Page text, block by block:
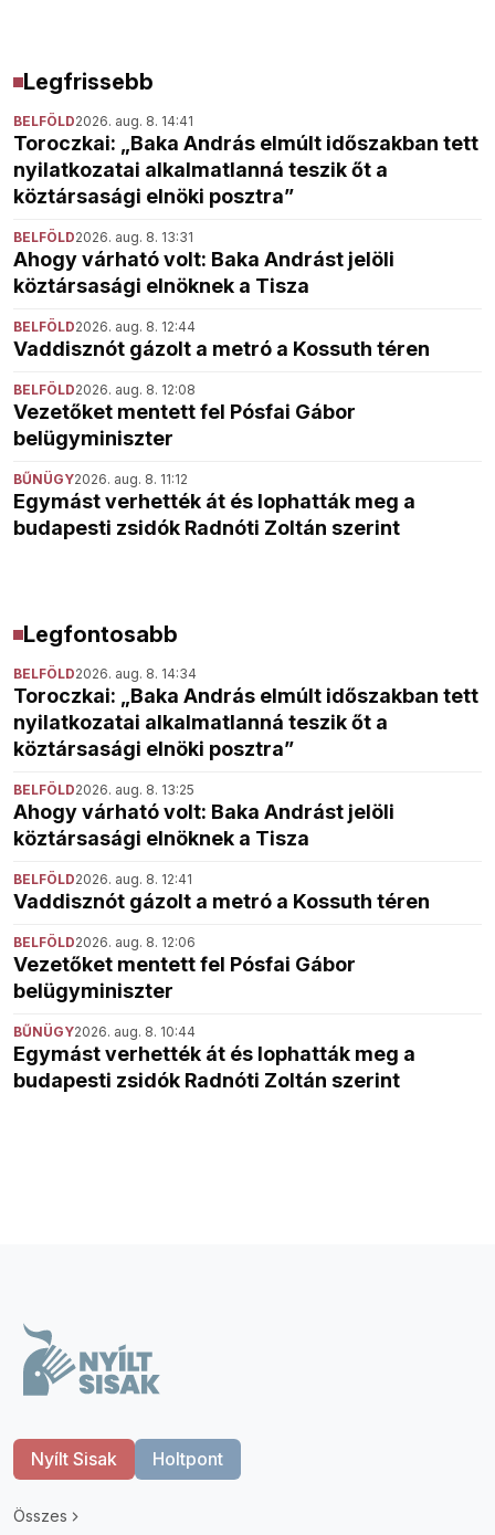
Legfrissebb
BELFÖLD2026. aug. 8. 14:41
Toroczkai: „Baka András elmúlt időszakban tett
nyilatkozatai alkalmatlanná teszik őt a
köztársasági elnöki posztra”
BELFÖLD2026. aug. 8. 13:31
Ahogy várható volt: Baka Andrást jelöli
köztársasági elnöknek a Tisza
BELFÖLD2026. aug. 8. 12:44
Vaddisznót gázolt a metró a Kossuth téren
BELFÖLD2026. aug. 8. 12:08
Vezetőket mentett fel Pósfai Gábor
belügyminiszter
BŰNÜGY2026. aug. 8. 11:12
Egymást verhették át és lophatták meg a
budapesti zsidók Radnóti Zoltán szerint
Legfontosabb
BELFÖLD2026. aug. 8. 14:34
Toroczkai: „Baka András elmúlt időszakban tett
nyilatkozatai alkalmatlanná teszik őt a
köztársasági elnöki posztra”
BELFÖLD2026. aug. 8. 13:25
Ahogy várható volt: Baka Andrást jelöli
köztársasági elnöknek a Tisza
BELFÖLD2026. aug. 8. 12:41
Vaddisznót gázolt a metró a Kossuth téren
BELFÖLD2026. aug. 8. 12:06
Vezetőket mentett fel Pósfai Gábor
belügyminiszter
BŰNÜGY2026. aug. 8. 10:44
Egymást verhették át és lophatták meg a
budapesti zsidók Radnóti Zoltán szerint
Nyílt Sisak Holtpont
Összes